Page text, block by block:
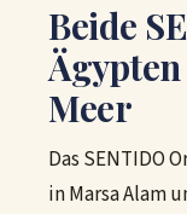
Beide
Meer
Das SENTIDO
in Marsa Alam